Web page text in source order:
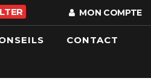
MON COMPTE
CONTACT